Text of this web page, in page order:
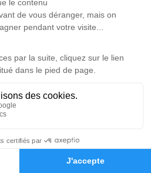
Hommages
d’arbre hommage est
Je rends hommage
le-Potier
Potier